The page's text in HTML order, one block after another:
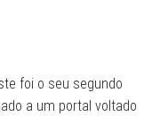
foi o seu segundo
a um portal voltado